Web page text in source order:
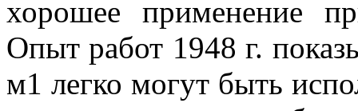
хорошее применение
Опыт работ 1948 г.
м1 легко могут быть